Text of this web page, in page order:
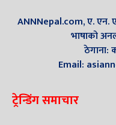
ANNNepal.com, ए. एन.
भाषाको
ठेगाना:
Email:
ट्रेन्डिंग समाचार